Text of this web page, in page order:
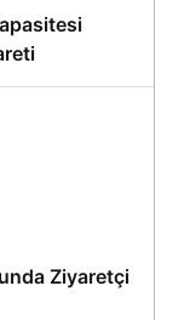
Ziyaretçi